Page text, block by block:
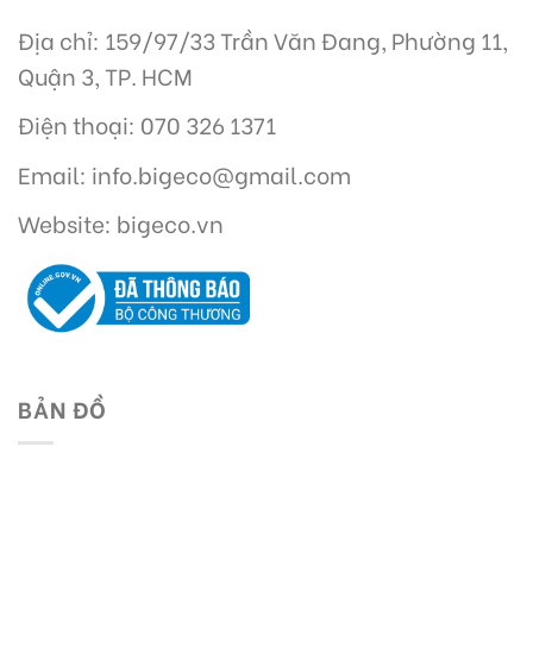
Địa chỉ: 159/97/33 Trần Văn Đang, Phường 11,
Quận 3, TP. HCM
Điện thoại: 070 326 1371
Email: info.bigeco@gmail.com
Website: bigeco.vn
BẢN ĐỒ